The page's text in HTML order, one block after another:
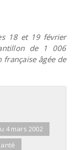
18 et 19 février
de 1 006
âgée de
4 mars 2002